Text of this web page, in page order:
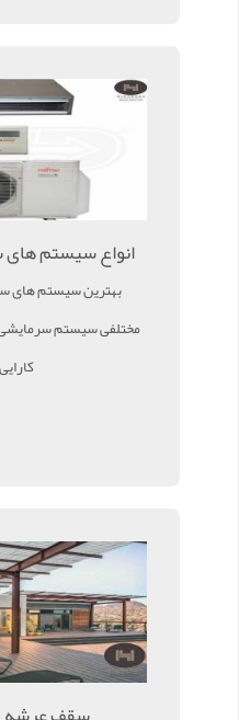
انواع سیستم
بهترین سیستم های
مختلفی سیستم